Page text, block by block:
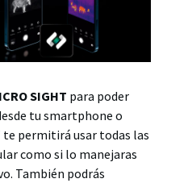
SIGHT para poder
tu smartphone o
te permitirá usar todas las
como si lo manejaras
También podrás